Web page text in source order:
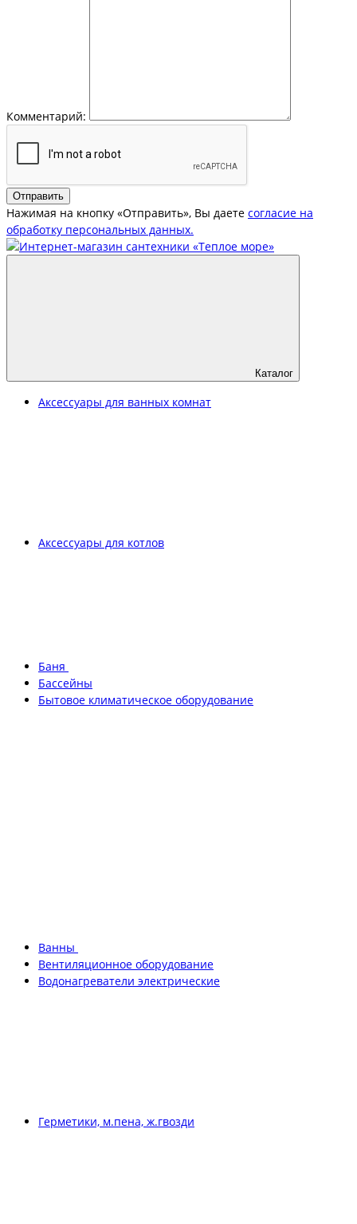
Комментарий:
Отправить
Нажимая на кнопку «Отправить», Вы даете согласие на
обработку персональных данных.
Каталог
Аксессуары для ванных комнат
Аксессуары для котлов
Баня
Бассейны
Бытовое климатическое оборудование
Ванны
Вентиляционное оборудование
Водонагреватели электрические
Герметики, м.пена, ж.гвозди